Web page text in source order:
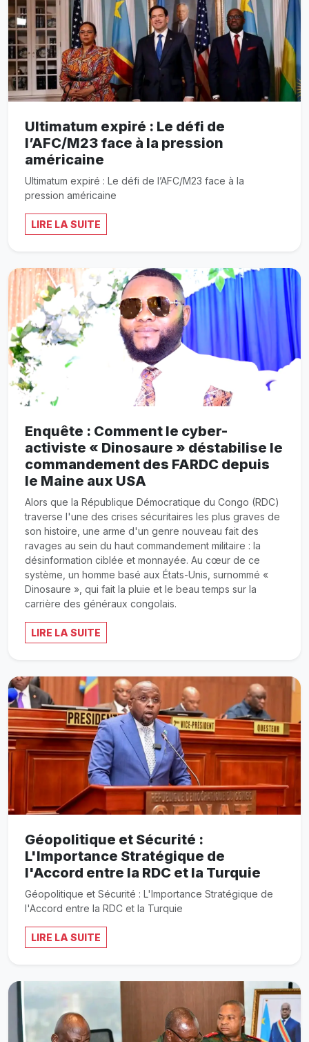
Ultimatum expiré : Le défi de
l’AFC/M23 face à la pression
américaine
Ultimatum expiré : Le défi de l’AFC/M23 face à la
pression américaine
LIRE LA SUITE
Enquête : Comment le cyber-
activiste « Dinosaure » déstabilise le
commandement des FARDC depuis
le Maine aux USA
Alors que la République Démocratique du Congo (RDC)
traverse l'une des crises sécuritaires les plus graves de
son histoire, une arme d'un genre nouveau fait des
ravages au sein du haut commandement militaire : la
désinformation ciblée et monnayée. Au cœur de ce
système, un homme basé aux États-Unis, surnommé «
Dinosaure », qui fait la pluie et le beau temps sur la
carrière des généraux congolais.
LIRE LA SUITE
Géopolitique et Sécurité :
L'Importance Stratégique de
l'Accord entre la RDC et la Turquie
Géopolitique et Sécurité : L'Importance Stratégique de
l'Accord entre la RDC et la Turquie
LIRE LA SUITE